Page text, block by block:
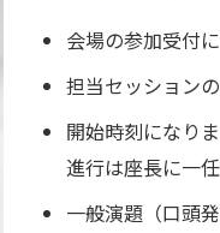
会場の参加受付
担当セッション
開始時刻になり
進行は座長に一
一般演題（口頭